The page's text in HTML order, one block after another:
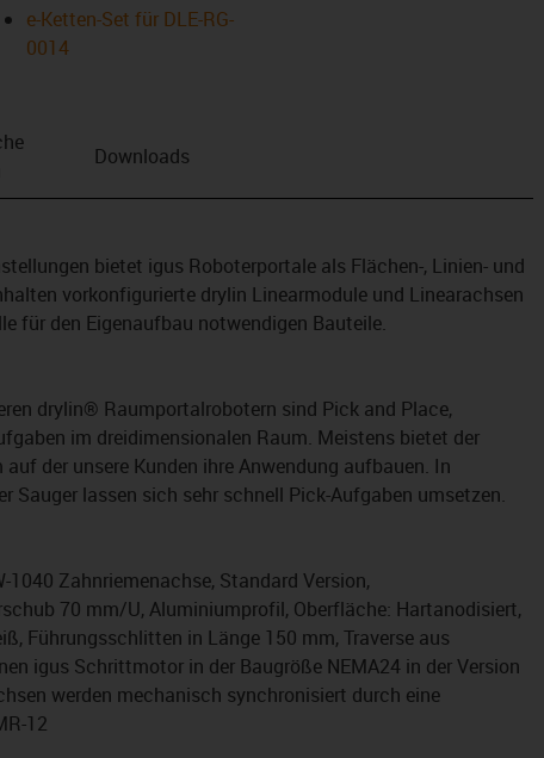
e-Ketten-Set für DLE-RG-
0014
Downloads
bietet igus Roboterportale als Flächen-, Linien- und
vorkonfigurierte drylin Linearmodule und Linearachsen
für den Eigenaufbau notwendigen Bauteile.
drylin® Raumportalrobotern sind Pick and Place,
im dreidimensionalen Raum. Meistens bietet der
der unsere Kunden ihre Anwendung aufbauen. In
Sauger lassen sich sehr schnell Pick-Aufgaben umsetzen.
Zahnriemenachse, Standard Version,
70 mm/U, Aluminiumprofil, Oberfläche: Hartanodisiert,
Führungsschlitten in Länge 150 mm, Traverse aus
igus Schrittmotor in der Baugröße NEMA24 in der Version
werden mechanisch synchronisiert durch eine
12